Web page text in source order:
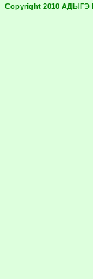
Copyright 2010